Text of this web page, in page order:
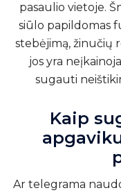
pasaulio vietoje.
siūlo papildomas
stebėjimą, žinučių
jos yra
sugauti
Kaip
Ar telegrama